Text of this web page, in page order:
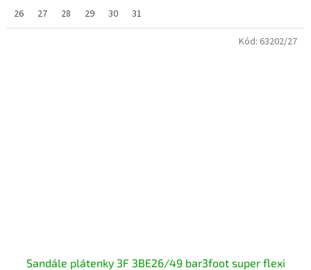
26
27 28 29 30 31
Sandále plátenky 3F 3BE26/49 bar3foot super flexi
Kód: 63202/27